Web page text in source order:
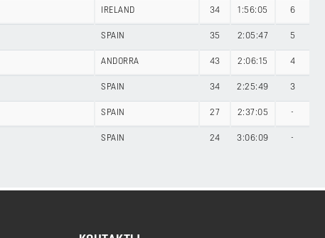
IRELAND 34 1:56:05 6
SPAIN 35 2:05:47 5
ANDORRA 43 2:06:15 4
SPAIN 34 2:25:49 3
SPAIN 27 2:37:05 -
SPAIN 24 3:06:09 -